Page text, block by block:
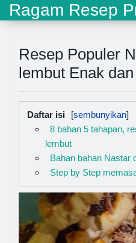
Ragam Resep
Resep Populer
lembut Enak
Daftar isi
8 bahan 5 tahapan,
lembut
Bahan bahan Nastar
Step by Step